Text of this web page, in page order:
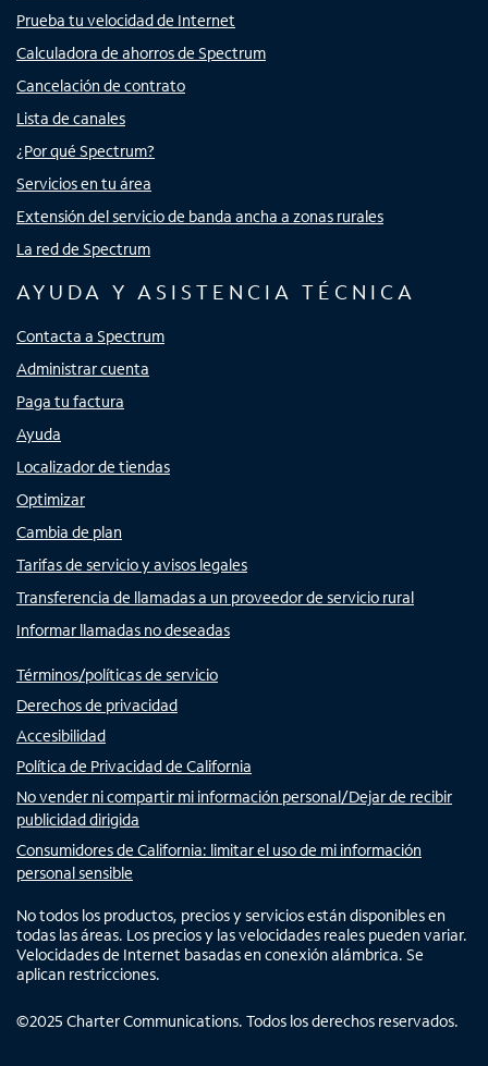
Prueba tu velocidad de Internet
Calculadora de ahorros de Spectrum
Cancelación de contrato
Lista de canales
¿Por qué Spectrum?
Servicios en tu área
Extensión del servicio de banda ancha a zonas rurales
La red de Spectrum
AYUDA Y ASISTENCIA TÉCNICA
Contacta a Spectrum
Administrar cuenta
Paga tu factura
Ayuda
Localizador de tiendas
Optimizar
Cambia de plan
Tarifas de servicio y avisos legales
Transferencia de llamadas a un proveedor de servicio rural
Informar llamadas no deseadas
Términos/políticas de servicio
Derechos de privacidad
Accesibilidad
Política de Privacidad de California
No vender ni compartir mi información personal/Dejar de recibir
publicidad dirigida
Consumidores de California: limitar el uso de mi información
personal sensible
No todos los productos, precios y servicios están disponibles en
todas las áreas. Los precios y las velocidades reales pueden variar.
Velocidades de Internet basadas en conexión alámbrica. Se
aplican restricciones.
©2025 Charter Communications. Todos los derechos reservados.